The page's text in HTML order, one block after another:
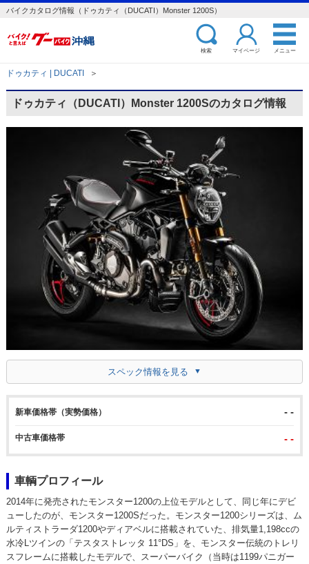
バイクカタログ情報（ドゥカティ（DUCATI）Monster 1200S）
検索 マイページ メニュー
ドゥカティ | DUCATI ＞
ドゥカティ（DUCATI）Monster 1200Sのカタログ情報
スペック情報を見る
新車価格帯（実勢価格） - -
中古車価格帯 - -
車輌プロフィール
2014年に発売されたモンスター1200の上位モデルとして、同じ年にデビ
ューしたのが、モンスター1200Sだった。モンスター1200シリーズは、ム
ルティストラーダ1200やディアベルに搭載されていた、排気量1,198ccの
水冷Lツインの「テスタストレッタ 11°DS」を、モンスター伝統のトレリ
スフレームに搭載したモデルで、スーパーバイク（当時は1199パニガー